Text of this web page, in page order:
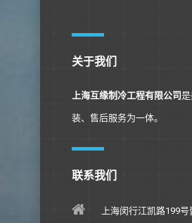
关于我们
上海互缘制冷工程有限公司
装、售后服务为一体。
联系我们
上海闵行江凯路199